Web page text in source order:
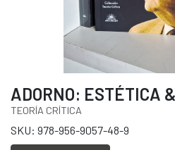
ADORNO: ESTÉTICA
TEORÍA CRÍTICA
SKU: 978-956-9057-48-9